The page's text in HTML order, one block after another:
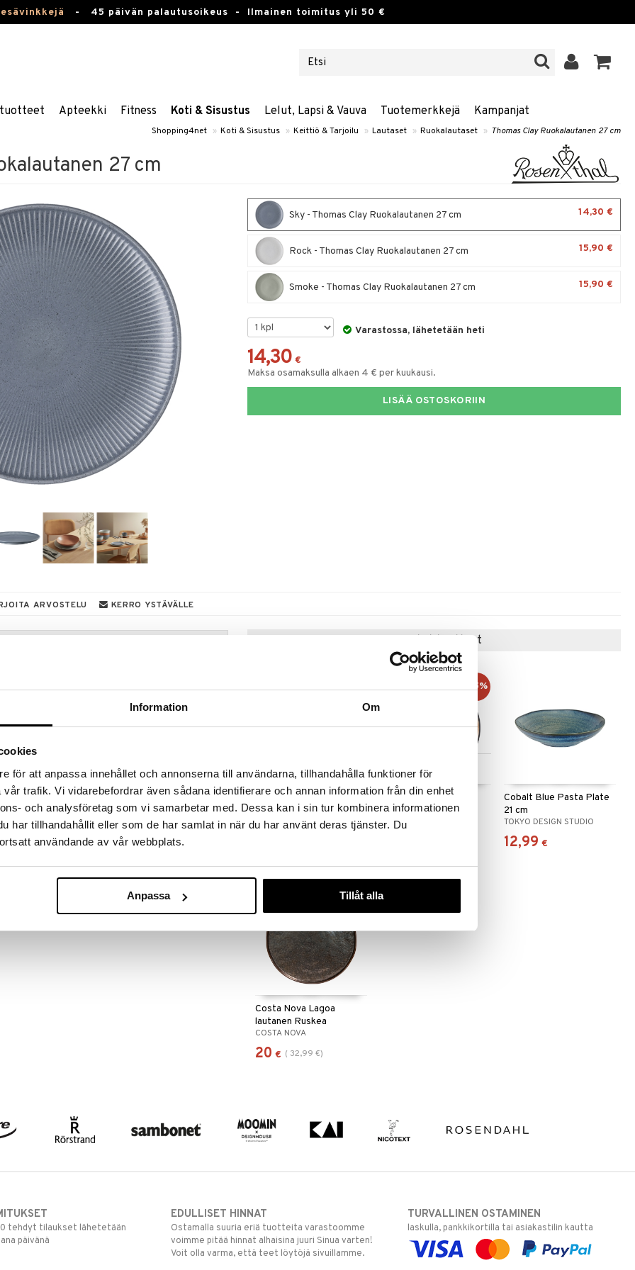
Information Om
för att anpassa innehållet och annonserna till användarna, tillhandahålla funktioner för
trafik. Vi vidarebefordrar även sådana identifierare och annan information från din enhet
och analysföretag som vi samarbetar med. Dessa kan i sin tur kombinera informationen
har tillhandahållit eller som de har samlat in när du har använt deras tjänster. Du
användande av vår webbplats.
Anpassa Tillåt alla
- 45 päivän palautusoikeus - Ilmainen toimitus yli 50 €
Apteekki Fitness Koti & Sisustus Lelut, Lapsi & Vauva Tuotemerkkejä Kampanjat
Shopping4net » Koti & Sisustus » Keittiö & Tarjoilu » Lautaset » Ruokalautaset » Thomas Clay Ruokalautanen 27 cm
27 cm
Sky - Thomas Clay Ruokalautanen 27 cm 14,30 €
Rock - Thomas Clay Ruokalautanen 27 cm 15,90 €
Smoke - Thomas Clay Ruokalautanen 27 cm 15,90 €
Varastossa, lähetetään heti
14,30 €
Maksa osamaksulla alkaen 4 € per kuukausi.
LISÄÄ OSTOSKORIIN
ARVOSTELU KERRO YSTÄVÄLLE
hinnoilla!
31.8.2026 asti mutta ole nopea -
voivat päästä loppumaan!
27 cm on kivikeraaminen lautanen vekitetyllä
Saatavana useita eri värejä. Ruokalautanen sopii
kuuluu erilaisia osia, jotka sopivat yhteen tai
Suositut tuotteet
vaihtoehtona
Gastro Lautanen
Musta/vihreä
BITZ
kampanja
vaihtoehtona
Gastro Lautanen
Musta/Meripihka
BITZ
kampanja -15%
Cobalt Blue Pasta Plate
21 cm
TOKYO DESIGN STUDIO
12,99 €
Costa Nova Lagoa
lautanen Ruskea
COSTA NOVA
20 € ( 32,99 €)
-39%
tehdyt tilaukset lähetetään
päivänä
EDULLISET HINNAT
Ostamalla suuria eriä tuotteita varastoomme
voimme pitää hinnat alhaisina juuri Sinua varten!
Voit olla varma, että teet löytöjä sivuillamme.
TURVALLINEN OSTAMINEN
laskulla, pankkikortilla tai asiakastilin kautta